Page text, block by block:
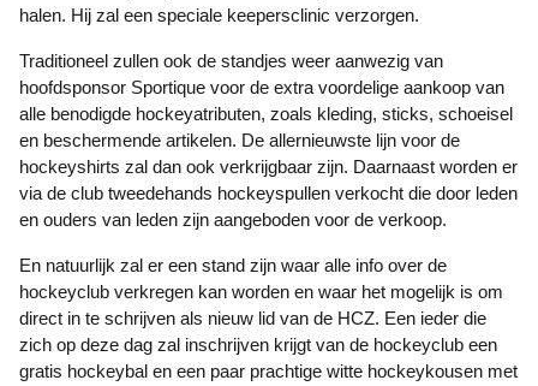
halen. Hij zal een speciale keepersclinic verzorgen.
Traditioneel zullen ook de standjes weer aanwezig van
hoofdsponsor Sportique voor de extra voordelige aankoop van
alle benodigde hockeyatributen, zoals kleding, sticks, schoeisel
en beschermende artikelen. De allernieuwste lijn voor de
hockeyshirts zal dan ook verkrijgbaar zijn. Daarnaast worden er
via de club tweedehands hockeyspullen verkocht die door leden
en ouders van leden zijn aangeboden voor de verkoop.
En natuurlijk zal er een stand zijn waar alle info over de
hockeyclub verkregen kan worden en waar het mogelijk is om
direct in te schrijven als nieuw lid van de HCZ. Een ieder die
zich op deze dag zal inschrijven krijgt van de hockeyclub een
gratis hockeybal en een paar prachtige witte hockeykousen met